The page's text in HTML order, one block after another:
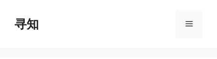
content
寻知 Menu